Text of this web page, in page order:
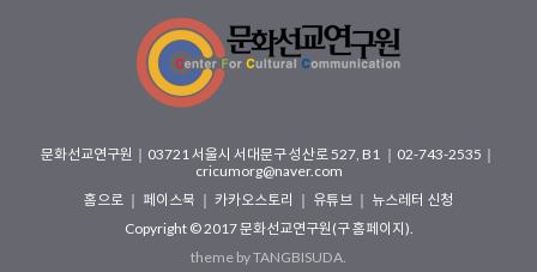
문화선교연구원 ｜ 03721 서울시 서대문구 성산로 527, B1 ｜02-743-2535｜
cricumorg@naver.com
홈으로 ｜ 페이스북 ｜ 카카오스토리 ｜ 유튜브 ｜ 뉴스레터 신청
Copyright © 2017문화선교연구원(구 홈페이지)
theme byTANGBISUDA